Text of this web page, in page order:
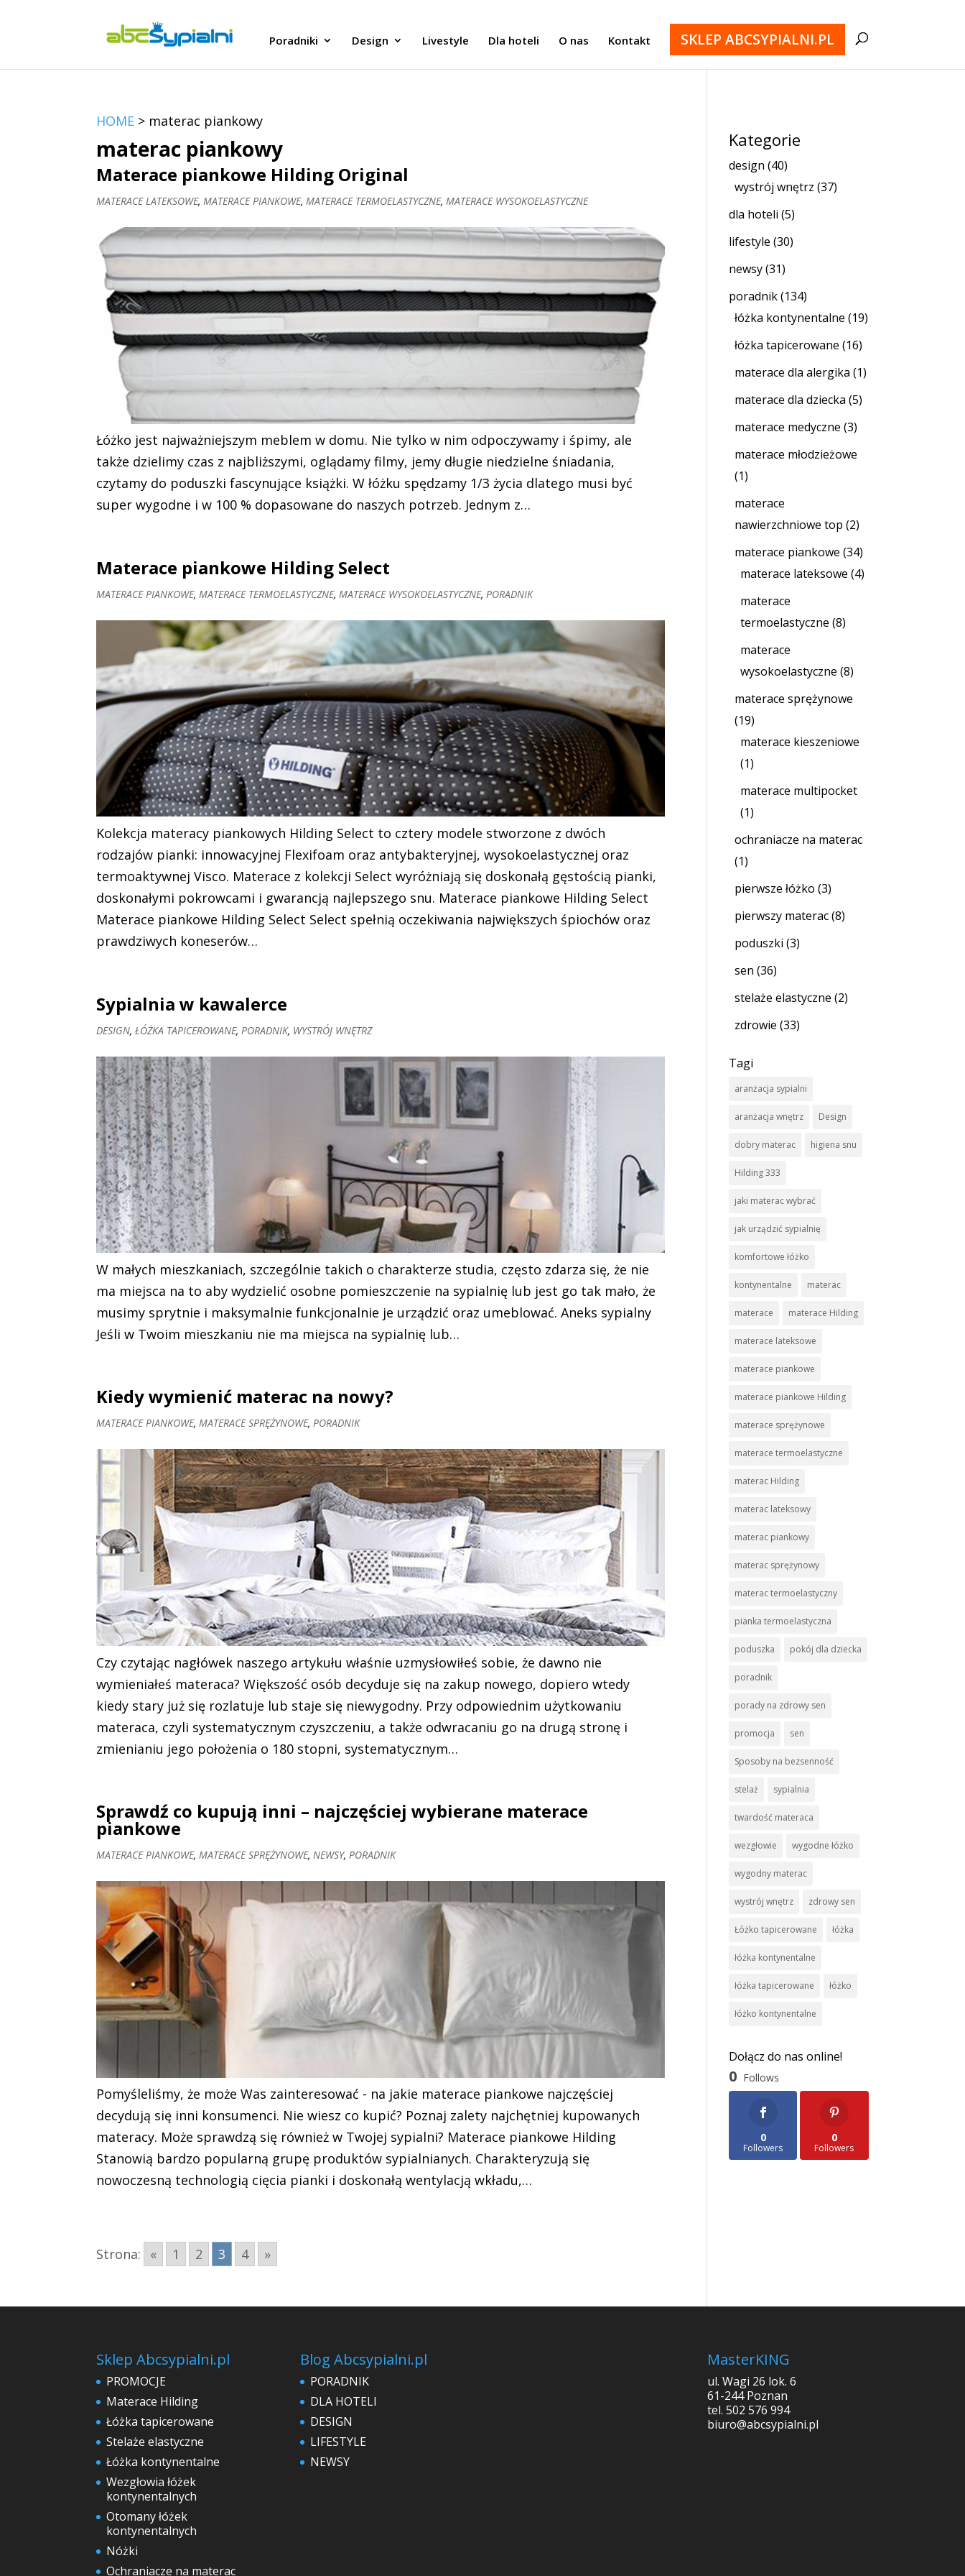
Poradniki Design Livestyle Dla hoteli O nas Kontakt SKLEP ABCSYPIALNI.PL
HOME > materac piankowy
materac piankowy
Materace piankowe Hilding Original
MATERACE LATEKSOWE,MATERACE PIANKOWE,MATERACE TERMOELASTYCZNE,MATERACE WYSOKOELASTYCZNE
Łóżko jest najważniejszym meblem w domu. Nie tylko w nim odpoczywamy i śpimy, ale
także dzielimy czas z najbliższymi, oglądamy filmy, jemy długie niedzielne śniadania,
czytamy do poduszki fascynujące książki. W łóżku spędzamy 1/3 życia dlatego musi być
super wygodne i w 100 % dopasowane do naszych potrzeb. Jednym z…
Materace piankowe Hilding Select
MATERACE PIANKOWE, MATERACE TERMOELASTYCZNE, MATERACE WYSOKOELASTYCZNE, PORADNIK
Kolekcja materacy piankowych Hilding Select to cztery modele stworzone z dwóch
rodzajów pianki: innowacyjnej Flexifoam oraz antybakteryjnej, wysokoelastycznej oraz
termoaktywnej Visco. Materace z kolekcji Select wyróżniają się doskonałą gęstością pianki,
doskonałymi pokrowcami i gwarancją najlepszego snu. Materace piankowe Hilding Select
Materace piankowe Hilding Select Select spełnią oczekiwania największych śpiochów oraz
prawdziwych koneserów…
Sypialnia w kawalerce
DESIGN,ŁÓŻKA TAPICEROWANE, PORADNIK, WYSTRÓJ WNĘTRZ
W małych mieszkaniach, szczególnie takich o charakterze studia, często zdarza się, że nie
ma miejsca na to aby wydzielić osobne pomieszczenie na sypialnię lub jest go tak mało, że
musimy sprytnie i maksymalnie funkcjonalnie je urządzić oraz umeblować. Aneks sypialny
Jeśli w Twoim mieszkaniu nie ma miejsca na sypialnię lub…
Kiedy wymienić materac na nowy?
MATERACE PIANKOWE,MATERACE SPRĘŻYNOWE,PORADNIK
Czy czytając nagłówek naszego artykułu właśnie uzmysłowiłeś sobie, że dawno nie
wymieniałeś materaca? Większość osób decyduje się na zakup nowego, dopiero wtedy
kiedy stary już się rozlatuje lub staje się niewygodny. Przy odpowiednim użytkowaniu
materaca, czyli systematycznym czyszczeniu, a także odwracaniu go na drugą stronę i
zmienianiu jego położenia o 180 stopni, systematycznym…
Sprawdź co kupują inni – najczęściej wybierane materace
piankowe
MATERACE PIANKOWE,MATERACE SPRĘŻYNOWE,NEWSY,PORADNIK
Pomyśleliśmy, że może Was zainteresować - na jakie materace piankowe najczęściej
decydują się inni konsumenci. Nie wiesz co kupić? Poznaj zalety najchętniej kupowanych
materacy. Może sprawdzą się również w Twojej sypialni? Materace piankowe Hilding
Stanowią bardzo popularną grupę produktów sypialnianych. Charakteryzują się
nowoczesną technologią cięcia pianki i doskonałą wentylacją wkładu,…
Strona: « 1 2 3 4 »
Kategorie
design (40)
wystrój wnętrz (37)
dla hoteli (5)
lifestyle (30)
newsy(31)
poradnik(134)
łóżka kontynentalne (19)
łóżka tapicerowane (16)
materace dla alergika (1)
materace dla dziecka (5)
materace medyczne (3)
materace młodzieżowe
(1)
materace
nawierzchniowe top (2)
materace piankowe (34)
materace lateksowe (4)
materace
termoelastyczne (8)
materace
wysokoelastyczne (8)
materace sprężynowe
(19)
materace kieszeniowe
(1)
materace multipocket
(1)
ochraniacze na materac
(1)
pierwsze łóżko (3)
pierwszy materac(8)
poduszki (3)
sen (36)
stelaże elastyczne (2)
zdrowie (33)
Tagi
aranżacja sypialni
aranżacja wnętrz Design
dobry materac higiena snu
Hilding 333
jaki materac wybrać
jak urządzić sypialnię
komfortowe łóżko
kontynentalne materac
materace materace Hilding
materace lateksowe
materace piankowe
materace piankowe Hilding
materace sprężynowe
materace termoelastyczne
materac Hilding
materac lateksowy
materac piankowy
materac sprężynowy
materac termoelastyczny
pianka termoelastyczna
poduszka pokój dla dziecka
poradnik
porady na zdrowy sen
promocja sen
Sposoby na bezsenność
stelaż sypialnia
twardość materaca
wezgłowie wygodne łóżko
wygodny materac
wystrój wnętrz zdrowy sen
Łóżko tapicerowane łóżka
łóżka kontynentalne
łóżka tapicerowane łóżko
łóżko kontynentalne
Dołącz do nas online!
0 Follows
0
Followers
0
Followers
Sklep Abcsypialni.pl
PROMOCJE
Materace Hilding
Łóżka tapicerowane
Stelaże elastyczne
Łóżka kontynentalne
Wezgłowia łóżek
kontynentalnych
Otomany łóżek
kontynentalnych
Nóżki
Ochraniacze na materac
Blog Abcsypialni.pl
PORADNIK
DLA HOTELI
DESIGN
LIFESTYLE
NEWSY
MasterKING
ul. Wagi 26 lok. 6
61-244 Poznan
tel. 502 576 994
biuro@abcsypialni.pl